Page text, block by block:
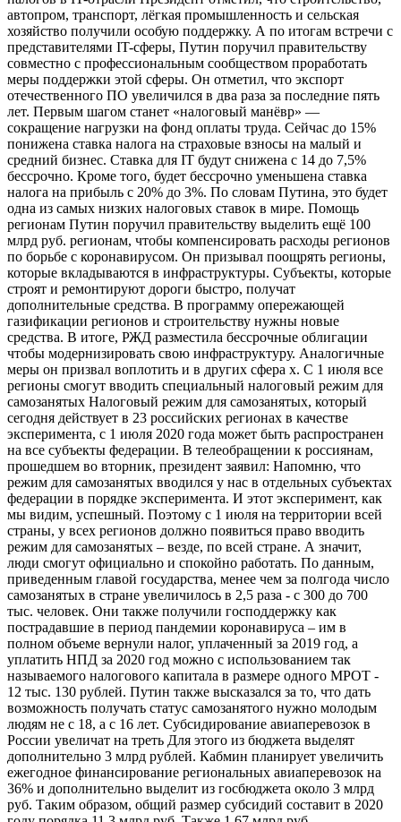
автопром, транспорт, лёгкая промышленность и сельская
хозяйство получили особую поддержку. А по итогам встречи с
представителями IT-сферы, Путин поручил правительству
совместно с профессиональным сообществом проработать
меры поддержки этой сферы. Он отметил, что экспорт
отечественного ПО увеличился в два раза за последние пять
лет. Первым шагом станет «налоговый манёвр» —
сокращение нагрузки на фонд оплаты труда. Сейчас до 15%
понижена ставка налога на страховые взносы на малый и
средний бизнес. Ставка для IT будут снижена с 14 до 7,5%
бессрочно. Кроме того, будет бессрочно уменьшена ставка
налога на прибыль с 20% до 3%. По словам Путина, это будет
одна из самых низких налоговых ставок в мире. Помощь
регионам Путин поручил правительству выделить ещё 100
млрд руб. регионам, чтобы компенсировать расходы регионов
по борьбе с коронавирусом. Он призывал поощрять регионы,
которые вкладываются в инфраструктуры. Субъекты, которые
строят и ремонтируют дороги быстро, получат
дополнительные средства. В программу опережающей
газификации регионов и строительству нужны новые
средства. В итоге, РЖД разместила бессрочные облигации
чтобы модернизировать свою инфраструктуру. Аналогичные
меры он призвал воплотить и в других сфера х. С 1 июля все
регионы смогут вводить специальный налоговый режим для
самозанятых Налоговый режим для самозанятых, который
сегодня действует в 23 российских регионах в качестве
эксперимента, с 1 июля 2020 года может быть распространен
на все субъекты федерации. В телеобращении к россиянам,
прошедшем во вторник, президент заявил: Напомню, что
режим для самозанятых вводился у нас в отдельных субъектах
федерации в порядке эксперимента. И этот эксперимент, как
мы видим, успешный. Поэтому с 1 июля на территории всей
страны, у всех регионов должно появиться право вводить
режим для самозанятых – везде, по всей стране. А значит,
люди смогут официально и спокойно работать. По данным,
приведенным главой государства, менее чем за полгода число
самозанятых в стране увеличилось в 2,5 раза - с 300 до 700
тыс. человек. Они также получили господдержку как
пострадавшие в период пандемии коронавируса – им в
полном объеме вернули налог, уплаченный за 2019 год, а
уплатить НПД за 2020 год можно с использованием так
называемого налогового капитала в размере одного МРОТ -
12 тыс. 130 рублей. Путин также высказался за то, что дать
возможность получать статус самозанятого нужно молодым
людям не с 18, а с 16 лет. Субсидирование авиаперевозок в
России увеличат на треть Для этого из бюджета выделят
дополнительно 3 млрд рублей. Кабмин планирует увеличить
ежегодное финансирование региональных авиаперевозок на
36% и дополнительно выделит из госбюджета около 3 млрд
руб. Таким образом, общий размер субсидий составит в 2020